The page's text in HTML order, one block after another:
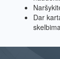
Dar